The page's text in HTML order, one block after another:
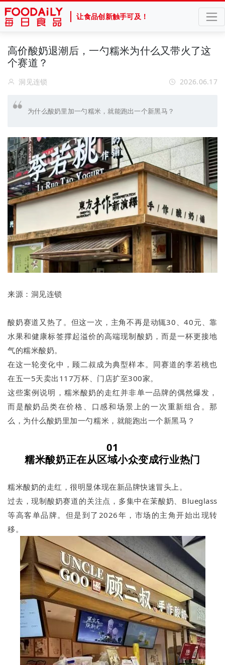
让食品创新触手可及！
高价酸奶退潮后，一勺糯米为什么又带火了这
个赛道？
洞见连锁 2026.06.17
为什么酸奶里加一勺糯米，就能跑出一个新黑马？
来源：洞见连锁
酸奶赛道又热了。但这一次，主角不再是动辄30、40元、靠
水果和健康标签撑起溢价的高端现制酸奶，而是一杯更接地
气的糯米酸奶。
在这一轮变化中，顾二叔成为典型样本。同赛道的李若桃也
在五一5天卖出117万杯、门店扩至300家。
这些案例说明，糯米酸奶的走红并非单一品牌的偶然爆发，
而是酸奶品类在价格、口感和场景上的一次重新组合。那
么，为什么酸奶里加一勺糯米，就能跑出一个新黑马？
01
糯米酸奶正在从区域小众变成行业热门
糯米酸奶的走红，很明显体现在新品牌快速冒头上。
过去，现制酸奶赛道的关注点，多集中在茉酸奶、Blueglass
等高客单品牌。但是到了2026年，市场的主角开始出现转
移。